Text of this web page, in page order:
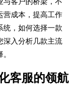
营成本，提高工作
统，如何选择一款
深入分析几款主流
客服的领航